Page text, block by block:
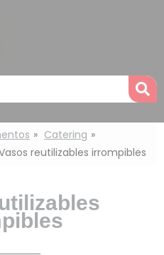
Catering
reutilizables irrompibles